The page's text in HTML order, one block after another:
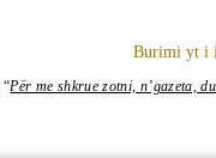
Burimi yt i
“Për me shkrue zotni, n’gazeta,